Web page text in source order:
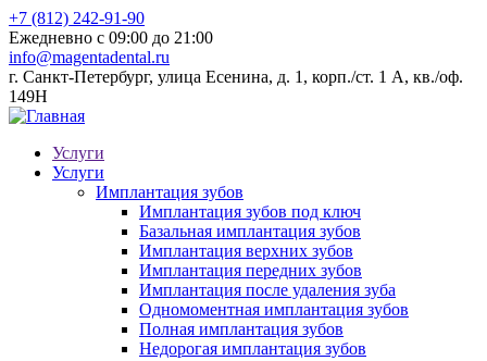
+7 (812) 242-91-90
Ежедневно с 09:00 до 21:00
info@magentadental.ru
г. Санкт-Петербург, улица Есенина, д. 1, корп./ст. 1 А, кв./оф.
149Н
Услуги
Услуги
Имплантация зубов
Имплантация зубов под ключ
Базальная имплантация зубов
Имплантация верхних зубов
Имплантация передних зубов
Имплантация после удаления зуба
Одномоментная имплантация зубов
Полная имплантация зубов
Недорогая имплантация зубов